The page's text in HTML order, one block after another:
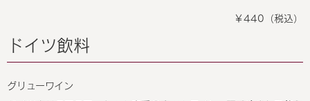
￥440（税込）
ドイツ飲料
グリューワイン